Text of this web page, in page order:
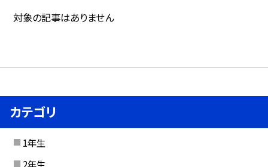
対象の記事はありません
カテゴリ
1年生
2年生